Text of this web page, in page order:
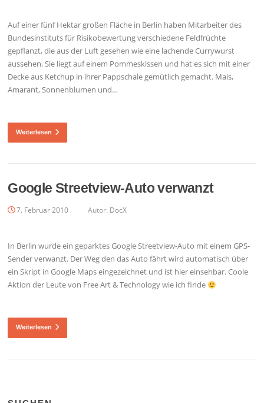
Auf einer fünf Hektar großen Fläche in Berlin haben Mitarbeiter des
Bundesinstituts für Risikobewertung verschiedene Feldfrüchte
gepflanzt, die aus der Luft gesehen wie eine lachende Currywurst
aussehen. Sie liegt auf einem Pommeskissen und hat es sich mit einer
Decke aus Ketchup in ihrer Pappschale gemütlich gemacht. Mais,
Amarant, Sonnenblumen und…
Weiterlesen
Google Streetview-Auto verwanzt
7. Februar 2010 Autor: DocX
In Berlin wurde ein geparktes Google Streetview-Auto mit einem GPS-
Sender verwanzt. Der Weg den das Auto fährt wird automatisch über
ein Skript in Google Maps eingezeichnet und ist hier einsehbar. Coole
Aktion der Leute von Free Art & Technology wie ich finde
Weiterlesen